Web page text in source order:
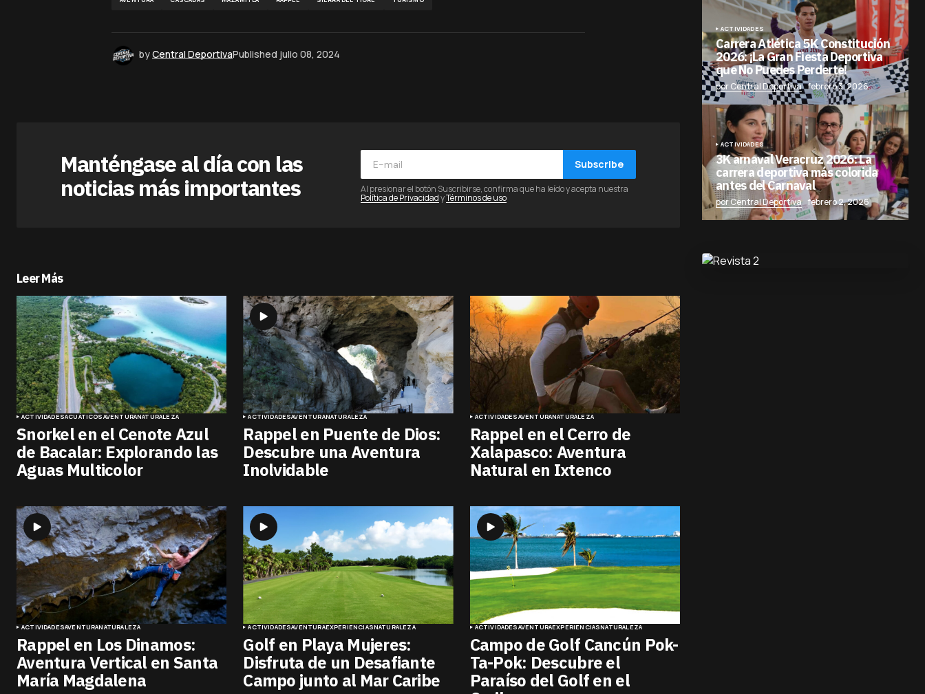
byCentral DeportivaPublished julio 08, 2024
Manténgase al día con las
noticias más importantes
Subscribe
Al presionar el botón Suscribirse, confirma que ha leído y acepta nuestra
Política de PrivacidadyTérminos de uso
Leer Más
ACTIVIDADESACUÁTICOSAVENTURANATURALEZA
Snorkel en el Cenote Azul
de Bacalar: Explorando las
Aguas Multicolor
ACTIVIDADESAVENTURANATURALEZA
Rappel en Puente de Dios:
Descubre una Aventura
Inolvidable
ACTIVIDADESAVENTURANATURALEZA
Rappel en el Cerro de
Xalapasco: Aventura
Natural en Ixtenco
ACTIVIDADESAVENTURANATURALEZA
Rappel en Los Dinamos:
Aventura Vertical en Santa
María Magdalena
ACTIVIDADESAVENTURAEXPERIENCIASNATURALEZA
Golf en Playa Mujeres:
Disfruta de un Desafiante
Campo junto al Mar Caribe
ACTIVIDADESAVENTURAEXPERIENCIASNATURALEZA
Campo de Golf Cancún Pok-
Ta-Pok: Descubre el
Paraíso del Golf en el
ACTIVIDADES
Carrera Atlética 5K Constitución
2026: ¡La Gran Fiesta Deportiva
que No Puedes Perderte!
por Central Deportiva febrero 3, 2026
ACTIVIDADES
3K arnaval Veracruz 2026: La
carrera deportiva más colorida
antes del Carnaval
por Central Deportiva febrero 2, 2026